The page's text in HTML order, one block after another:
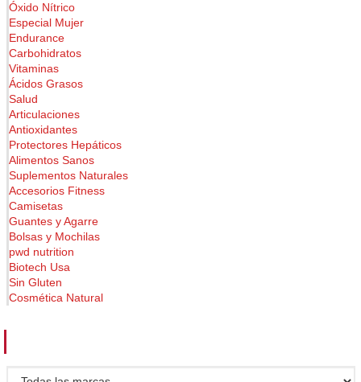
Óxido Nítrico
Especial Mujer
Endurance
Carbohidratos
Vitaminas
Ácidos Grasos
Salud
Articulaciones
Antioxidantes
Protectores Hepáticos
Alimentos Sanos
Suplementos Naturales
Accesorios Fitness
Camisetas
Guantes y Agarre
Bolsas y Mochilas
pwd nutrition
Biotech Usa
Sin Gluten
Cosmética Natural